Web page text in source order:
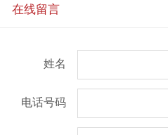
在线留言
姓名
电话号码